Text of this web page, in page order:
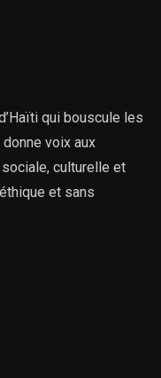
qui bouscule les
voix aux
culturelle et
et sans